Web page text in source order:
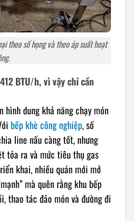
theo số họng và theo áp suất hoạt
BTU/h, vì vậy chỉ cần
hình dung khả năng chạy món
bếp khè công nghiệp, số
line nấu càng tốt, nhưng
tỏa ra và mức tiêu thụ gas
khai, nhiều quán mới mở
mà quên rằng khu bếp
thao tác đảo món và đường đi